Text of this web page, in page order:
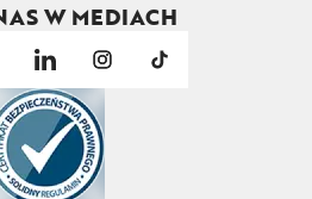
W MEDIACH